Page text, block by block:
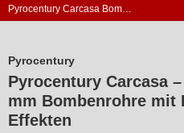
Pyrocentury Carcasa Bombenrohre
Pyrocentury
Pyrocentury Carcasa
mm Bombenrohre mit
Effekten